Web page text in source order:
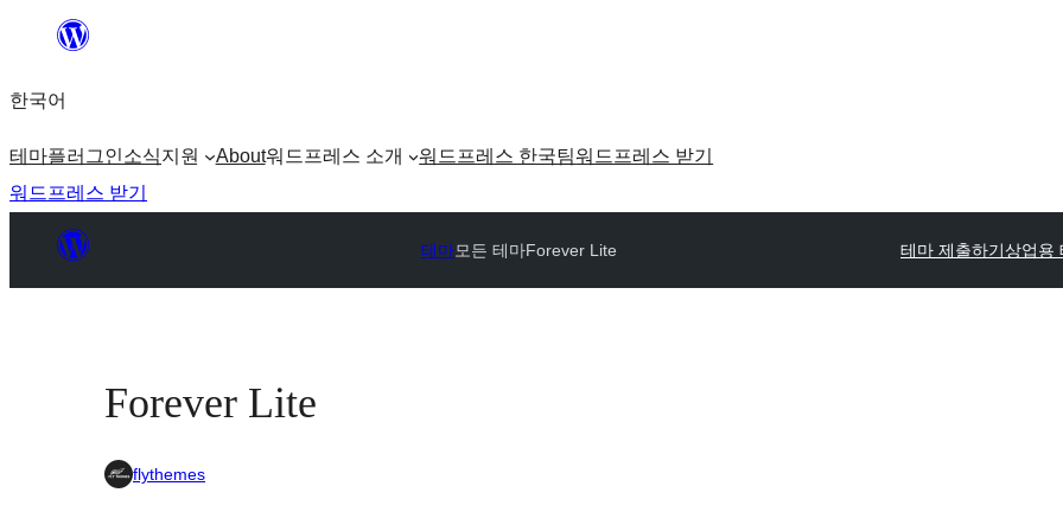
츠
로
기
한국어
테마플러그인소식지원 About워드프레스 소개 워드프레스 한국팀워드프레스 받기
워드프레스 받기
테마모든 테마Forever Lite 테마 제출하기상업용
Forever Lite
flythemes